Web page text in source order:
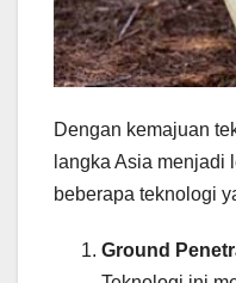
Dengan kemajuan
langka Asia menjadi
beberapa teknologi
Ground